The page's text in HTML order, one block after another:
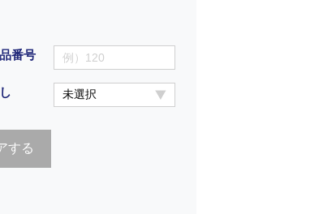
番号
する